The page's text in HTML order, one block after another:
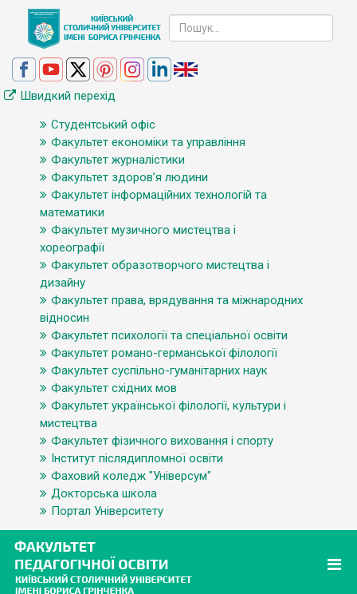
Швидкий перехід
Студентський офіс
Факультет економіки та управління
Факультет журналістики
Факультет здоров’я людини
Факультет інформаційних технологій та
математики
Факультет музичного мистецтва і
хореографії
Факультет образотворчого мистецтва і
дизайну
Факультет права, врядування та міжнародних
відносин
Факультет психології та спеціальної освіти
Факультет романо-германської філології
Факультет суспільно-гуманітарних наук
Факультет східних мов
Факультет української філології, культури і
мистецтва
Факультет фізичного виховання і спорту
Інститут післядипломної освіти
Фаховий коледж "Універсум"
Докторська школа
Портал Університету